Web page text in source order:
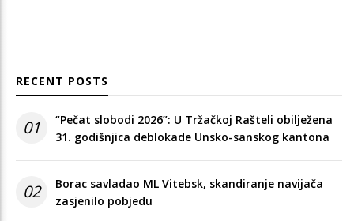
RECENT POSTS
01
“Pečat slobodi 2026”: U Tržačkoj Rašteli obilježena
31. godišnjica deblokade Unsko-sanskog kantona
02
Borac savladao ML Vitebsk, skandiranje navijača
zasjenilo pobjedu